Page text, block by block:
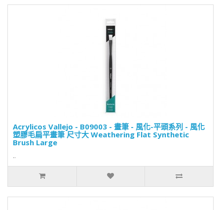
Acrylicos Vallejo - B09003 - 畫筆 - 風化-平頭系列 - 風化
塑膠毛扁平畫筆 尺寸大 Weathering Flat Synthetic
Brush Large
..